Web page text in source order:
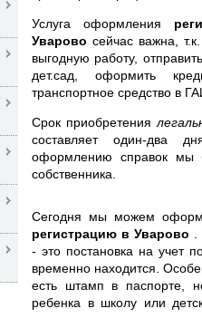
Услуга оформления
Уварово сейчас важна,
выгодную работу,
дет.сад, оформить
транспортное средство в
Срок приобретения
составляет один-два
оформлению справок мы
собственника.
Сегодня мы можем
регистрацию в Уварово
- это постановка на учет
временно находится.
есть штамп в паспорте,
ребенка в школу или